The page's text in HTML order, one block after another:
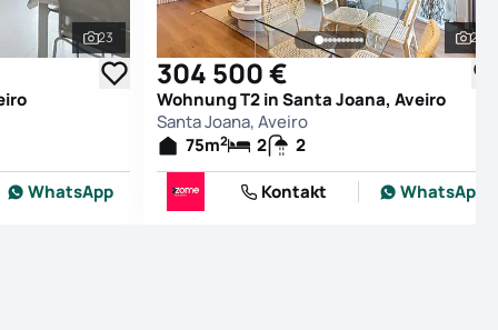
Alle Fotos ansehen
23
WhatsApp
22
304 500 €
Wohnung T2 in Santa Joana, Aveiro
Santa Joana, Aveiro
75m2 2
2
Kontakt
WhatsApp